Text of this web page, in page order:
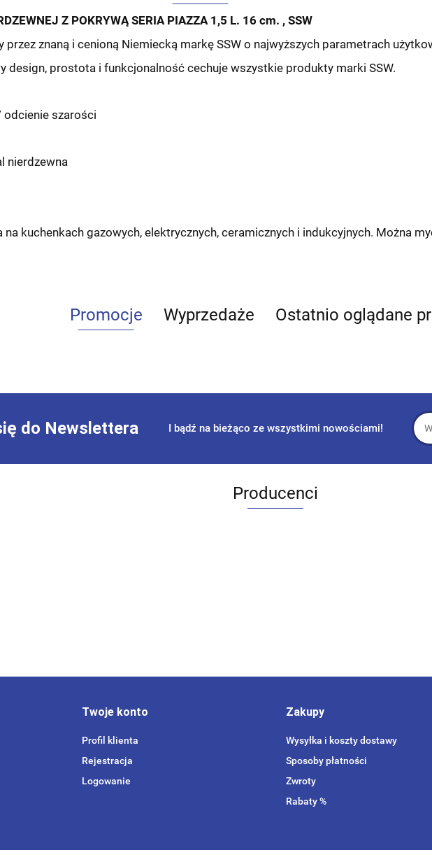
Z POKRYWĄ SERIA PIAZZA 1,5 L. 16 cm. , SSW
przez znaną i cenioną Niemiecką markę SSW o najwyższych parametrach
design, prostota i funkcjonalność cechuje wszystkie produkty marki SSW.
odcienie szarości
nierdzewna
kuchenkach gazowych, elektrycznych, ceramicznych i indukcyjnych. Można
Promocje Wyprzedaże Ostatnio oglądane
do Newslettera I bądź na bieżąco ze wszystkimi nowościami!
Producenci
Twoje konto
Profil klienta
Rejestracja
Logowanie
Zakupy
Wysyłka i koszty dostawy
Sposoby płatności
Zwroty
Rabaty %